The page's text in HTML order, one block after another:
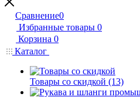
Сравнение0
Избранные товары 0
Корзина 0
Каталог
Товары со скидкой (13)